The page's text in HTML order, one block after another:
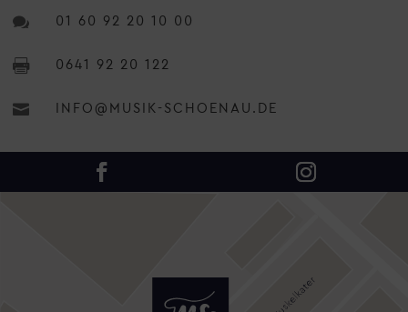
 01 60 92 20 10 00
 0641 92 20 122
 INFO@MUSIK-SCHOENAU.DE